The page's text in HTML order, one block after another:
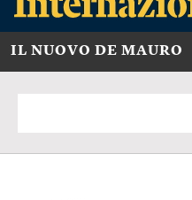
IL NUOVO DE MAURO